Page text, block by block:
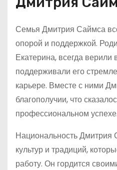
Семья Дмитрия Саймса
опорой и поддержкой.
Екатерина, всегда верили
поддерживали его
карьере. Вместе с ними
благополучии, что
профессиональном успехе.
Национальность Дмитрия
культур и традиций,
работу. Он гордится